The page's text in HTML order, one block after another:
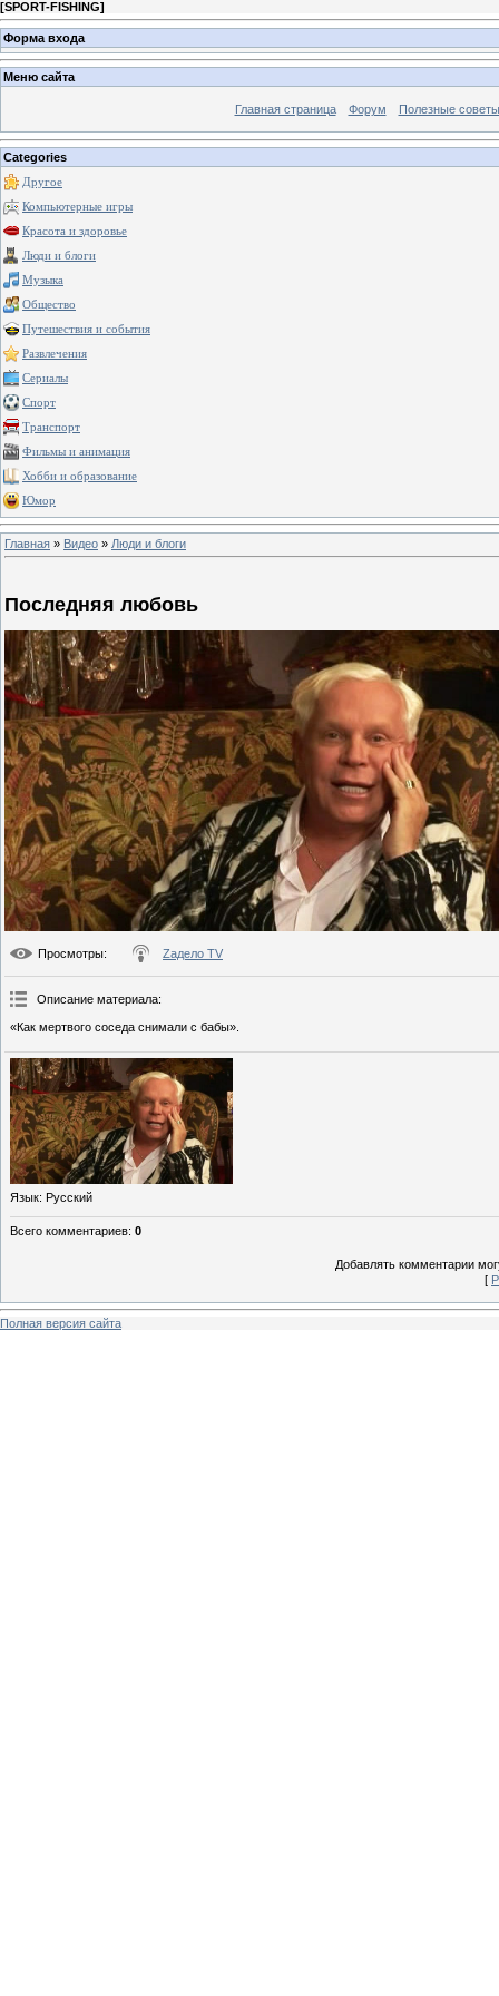
[SPORT-FISHING]
Форма входа
Меню сайта
Главная страница Форум Полезные советы
Categories
Другое
Компьютерные игры
Красота и здоровье
Люди и блоги
Музыка
Общество
Путешествия и события
Развлечения
Сериалы
Спорт
Транспорт
Фильмы и анимация
Хобби и образование
Юмор
Главная » Видео » Люди и блоги
Последняя любовь
Просмотры: Zадело TV
Описание материала:
«Как мертвого соседа снимали с бабы».
Язык: Русский
Всего комментариев: 0
Добавлять комментарии
[
Полная версия сайта